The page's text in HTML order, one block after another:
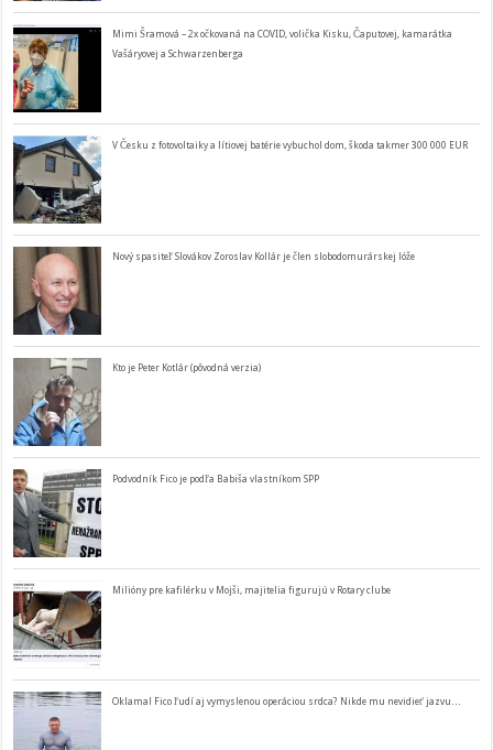
Mimi Šramová – 2x očkovaná na COVID, volička Kisku, Čaputovej, kamarátka
Vašáryovej a Schwarzenberga
V Česku z fotovoltaiky a lítiovej batérie vybuchol dom, škoda takmer 300 000 EUR
Nový spasiteľ Slovákov Zoroslav Kollár je člen slobodomurárskej lóže
Kto je Peter Kotlár (pôvodná verzia)
Podvodník Fico je podľa Babiša vlastníkom SPP
Milióny pre kafilérku v Mojši, majitelia figurujú v Rotary clube
Oklamal Fico ľudí aj vymyslenou operáciou srdca? Nikde mu nevidieť jazvu…